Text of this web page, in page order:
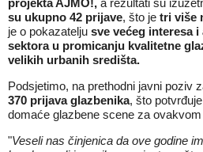
projekta AJMO!, a rezultati su
su ukupno 42 prijave, što je tri više
je o pokazatelju sve većeg interesa
sektora u promicanju kvalitetne
velikih urbanih središta.
Podsjetimo, na prethodni javni poziv
370 prijava glazbenika, što
domaće glazbene scene za
"Veseli nas činjenica da ove godine